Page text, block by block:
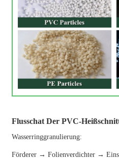
Flusschat Der PVC-
Wasserringgranulierung:
Förderer → Folienverdichter →